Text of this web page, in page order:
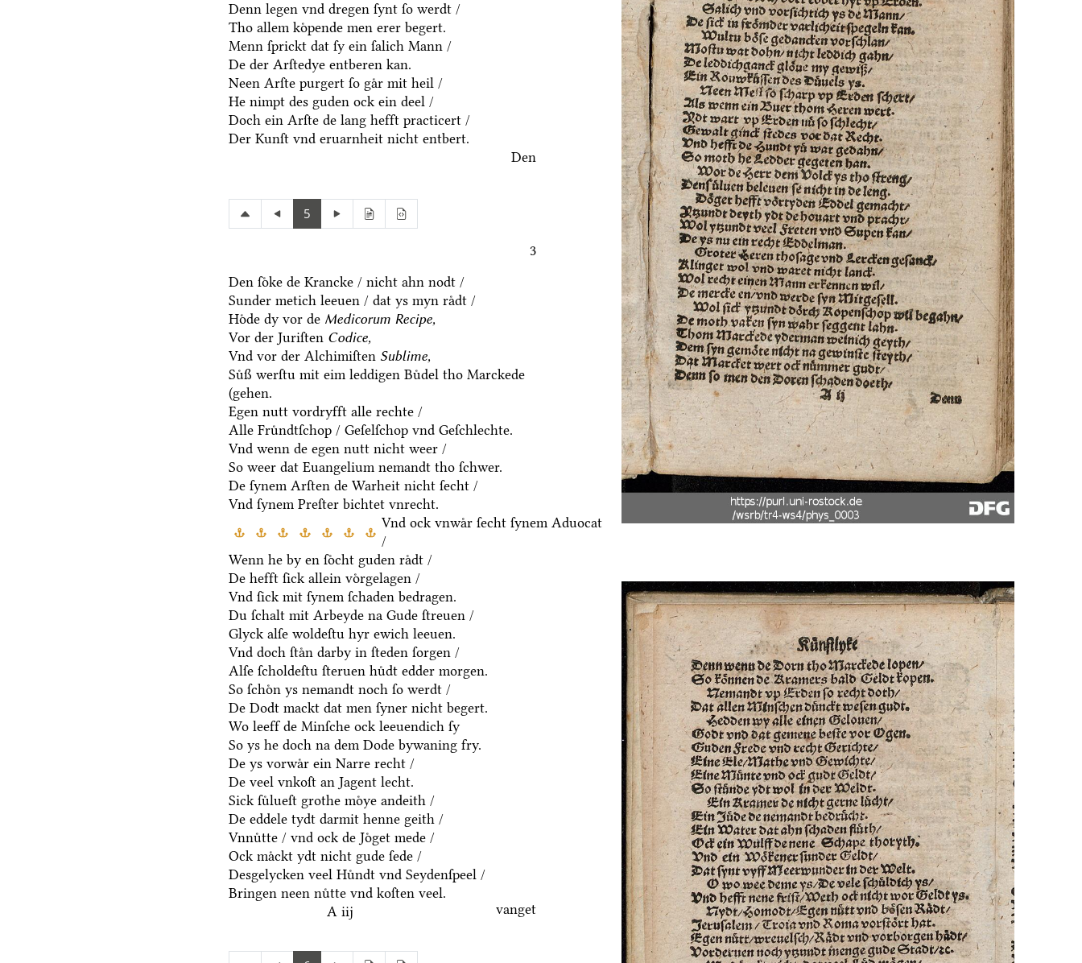
Denn legen vnd dregen ſynt ſo werdt /
Tho allem koͤpende men erer begert.
Menn ſprickt dat ſy ein ſalich Mann /
De der Arſtedye entberen kan.
Neen Arſte purgert ſo gaͤr mit heil /
He nimpt des guden ock ein deel /
Doch ein Arſte de lang hefft practicert /
Der Kunſt vnd eruarnheit nicht entbert.
Den
5
3
Den ſoͤke de Krancke / nicht ahn nodt /
Sunder metich leeuen / dat ys myn raͤdt /
Hoͤde dy vor de Medicorum Recipe,
Vor der Juriſten Codice,
Vnd vor der Alchimiſten Sublime,
Suͤß werſtu mit eim leddigen Buͤdel tho Marckede
(gehen.
Egen nutt vordryfft alle rechte /
Alle Fruͤndtſchop / Geſelſchop vnd Geſchlechte.
Vnd wenn de egen nutt nicht weer /
So weer dat Euangelium nemandt tho ſchwer.
De ſynem Arſten de Warheit nicht ſecht /
Vnd ſynem Preſter bichtet vnrecht.
Vnd ock vnwaͤr ſecht ſynem Aduocat
/
Wenn he by en ſoͤcht guden raͤdt /
De hefft ſick allein voͤrgelagen /
Vnd ſick mit ſynem ſchaden bedragen.
Du ſchalt mit Arbeyde na Gude ſtreuen /
Glyck alſe woldeſtu hyr ewich leeuen.
Vnd doch ſtaͤn darby in ſteden ſorgen /
Alſe ſcholdeſtu ſteruen huͤdt edder morgen.
So ſchoͤn ys nemandt noch ſo werdt /
De Dodt mackt dat men ſyner nicht begert.
Wo leeff de Minſche ock leeuendich ſy
So ys he doch na dem Dode bywaning fry.
De ys vorwaͤr ein Narre recht /
De veel vnkoſt an Jagent lecht.
Sick ſuͤlueſt grothe moͤye andeith /
De eddele tydt darmit henne geith /
Vnnuͤtte / vnd ock de Joͤget mede /
Ock maͤckt ydt nicht gude ſede /
Desgelycken veel Huͤndt vnd Seydenſpeel /
Bringen neen nuͤtte vnd koſten veel.
A iij
vanget